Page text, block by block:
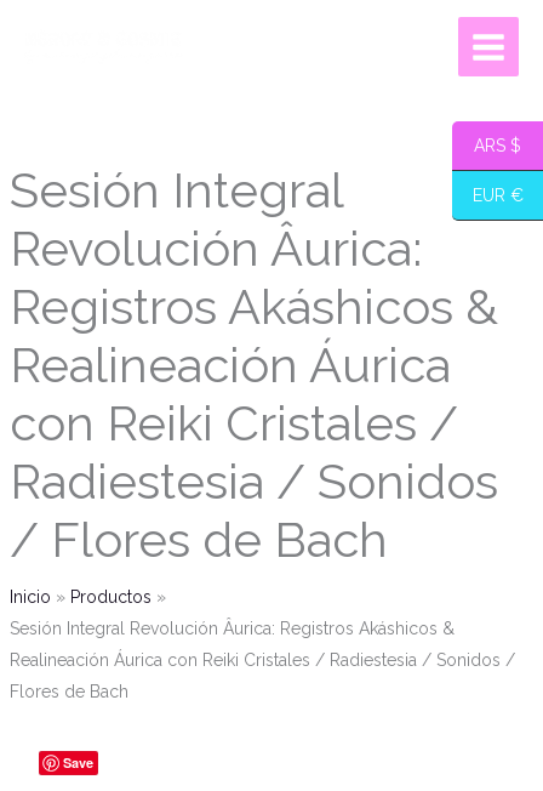
Sesión Integral
Revolución Âurica:
Registros Akáshicos &
Realineación Áurica
con Reiki Cristales /
Radiestesia / Sonidos
/ Flores de Bach
Inicio
Productos
Sesión Integral Revolución Âurica: Registros Akáshicos &
Realineación Áurica con Reiki Cristales / Radiestesia / Sonidos /
Flores de Bach
Save
Sesión
Integral
ARS $
EUR €
Áurica
con
Reiki
/
Radiestesia
/
Sonidos
Flores
de
Bach
cantidad